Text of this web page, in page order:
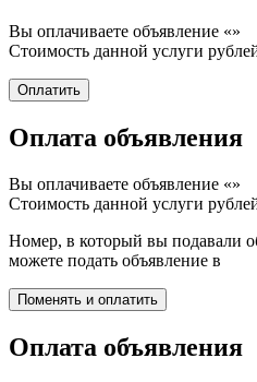
Вы оплачиваете объявление «»
Стоимость данной услуги
Оплата объявления
Вы оплачиваете объявление «»
Стоимость данной услуги
Номер, в который вы подавали
можете подать объявление в
Оплата объявления